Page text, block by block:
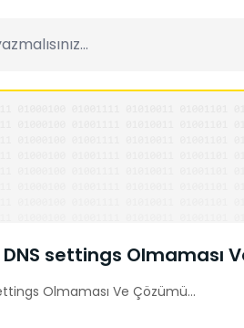
settings Olmaması
Olmaması Ve Çözümü...